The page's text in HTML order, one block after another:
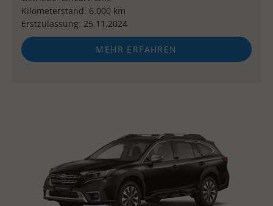
Kilometerstand: 6.000 km
Erstzulassung: 25.11.2024
MEHR ERFAHREN